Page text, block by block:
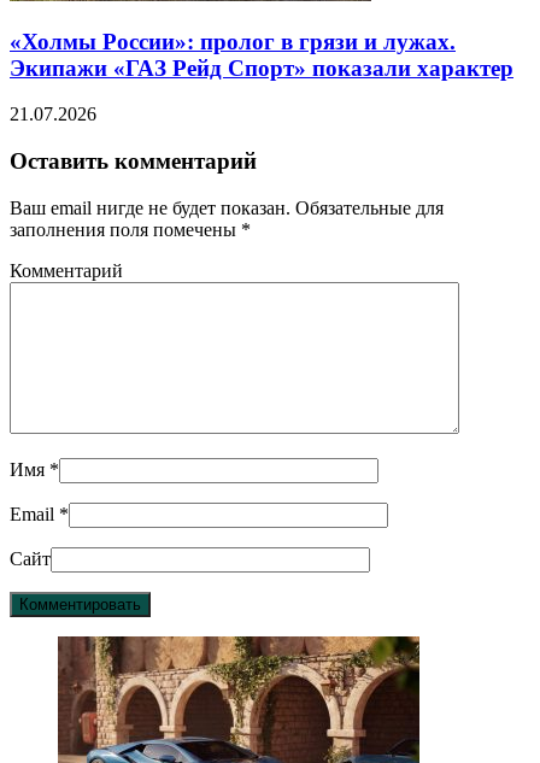
«Холмы России»: пролог в грязи и лужах.
Экипажи «ГАЗ Рейд Спорт» показали характер
21.07.2026
Оставить комментарий
Ваш email нигде не будет показан. Обязательные для
заполнения поля помечены *
Комментарий
Имя *
Email *
Сайт